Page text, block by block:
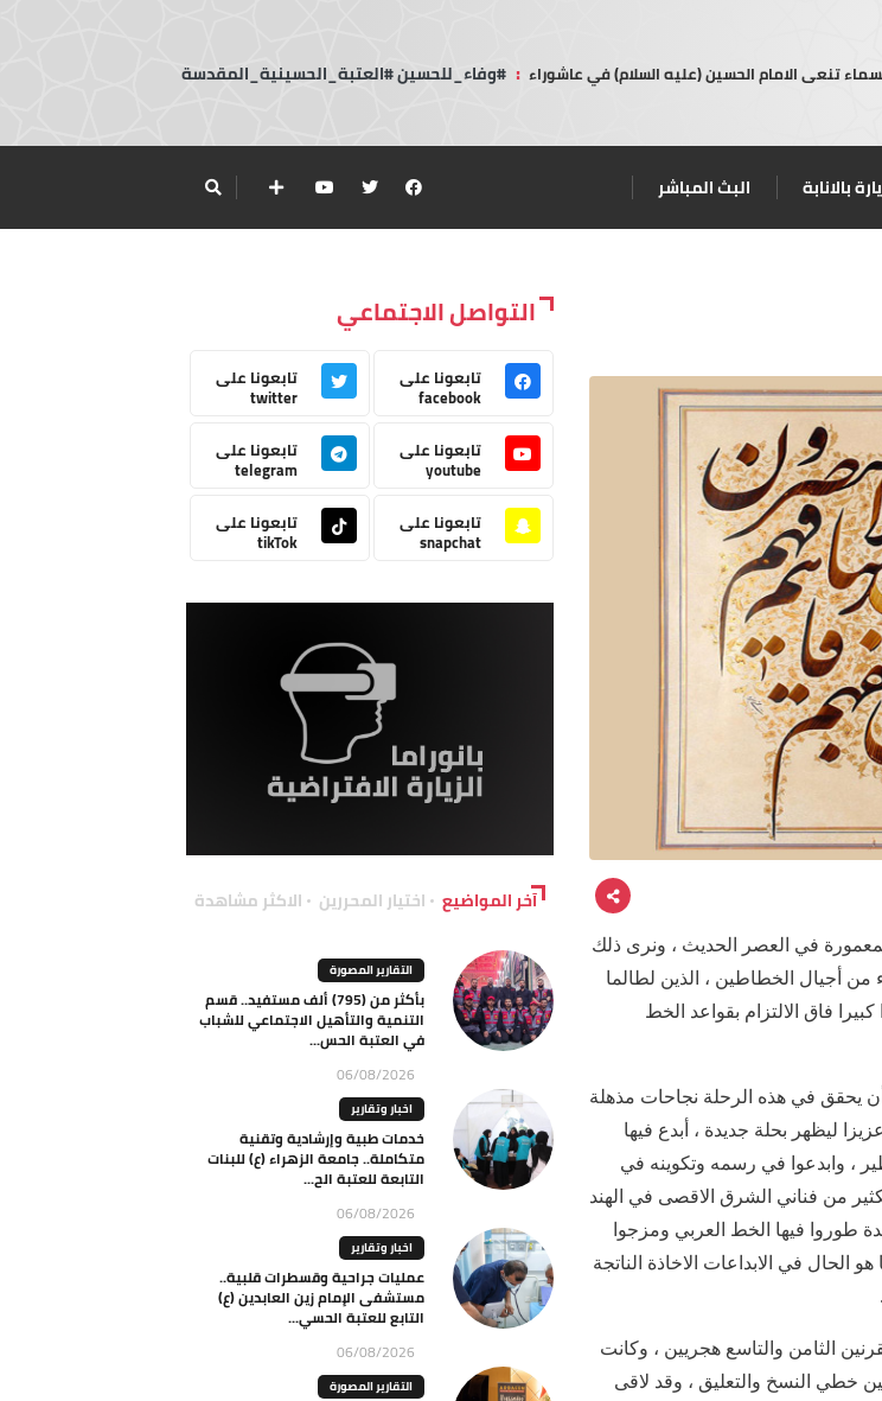
تنعى الامام الحسين (عليه السلام) في عاشوراء : #وفاء_للحسين #العتبة_الحسينية_المقدسة
بالانابة البث المباشر
في العصر الحديث ، ونرى ذلك
من أجيال الخطاطين ، الذين لطالما
فاق الالتزام بقواعد الخط
يحقق في هذه الرحلة نجاحات مذهلة
ليظهر بحلة جديدة ، أبدع فيها
، وابدعوا في رسمه وتكوينه في
من فناني الشرق الاقصى في الهند
طوروا فيها الخط العربي ومزجوا
الحال في الابداعات الاخاذة الناتجة
الثامن والتاسع هجريين ، وكانت
خطي النسخ والتعليق ، وقد لاقى
التواصل الاجتماعي
تابعونا على
facebook
تابعونا على
twitter
تابعونا على
youtube
تابعونا على
telegram
تابعونا على
snapchat
تابعونا على
tikTok
آخر المواضيع اختيار المحررين الاكثر مشاهدة
التقارير المصورة
بأكثر من (795) ألف مستفيد.. قسم
التنمية والتأهيل الاجتماعي للشباب
في العتبة الحس...
06/08/2026
اخبار وتقارير
خدمات طبية وإرشادية وتقنية
متكاملة.. جامعة الزهراء (ع) للبنات
التابعة للعتبة الح...
06/08/2026
اخبار وتقارير
عمليات جراحية وقسطرات قلبية..
مستشفى الإمام زين العابدين (ع)
التابع للعتبة الحسي...
06/08/2026
التقارير المصورة